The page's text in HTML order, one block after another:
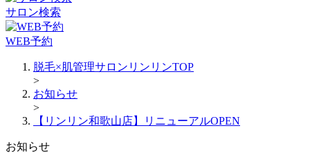
サロン検索
WEB予約
脱毛×肌管理サロンリンリンTOP
>
お知らせ
>
【リンリン和歌山店】リニューアルOPEN
お知らせ